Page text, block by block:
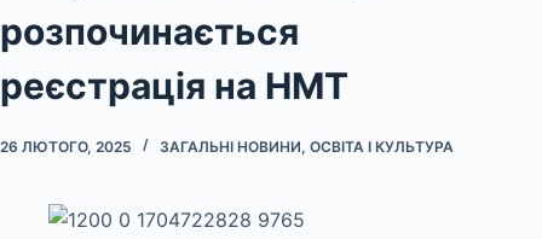
розпочинається
реєстрація на НМТ
26 ЛЮТОГО, 2025 ЗАГАЛЬНІ НОВИНИ, ОСВІТА І КУЛЬТУРА